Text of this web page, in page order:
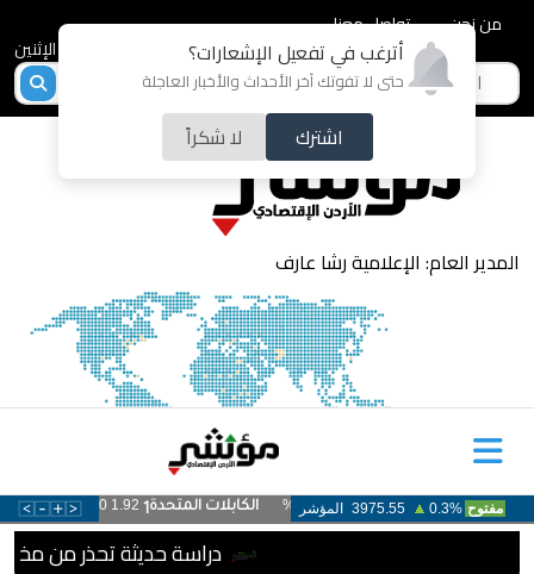
أترغب في تفعيل الإشعارات؟
حتى لا تفوتك آخر الأحداث والأخبار العاجلة
اشترك لا شكراً
من نحن
تواصل معنا
المدير العام: الإعلامية رشا عارف
دراسة حديثة تحذر من مخاطر العدوى